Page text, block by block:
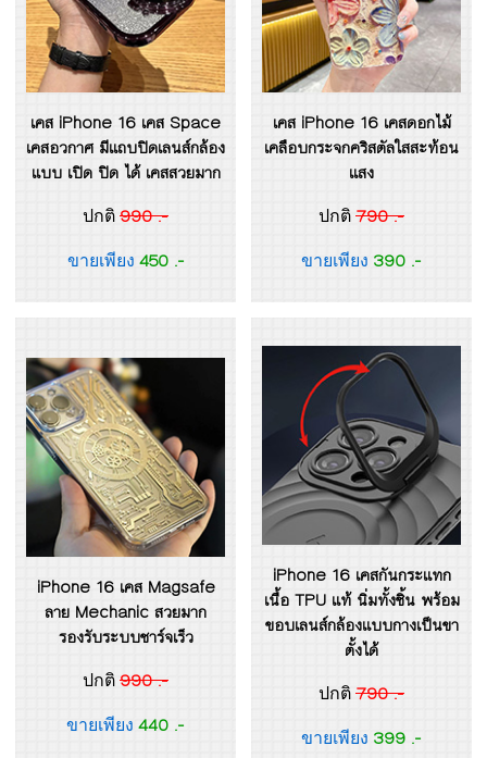
เคส iPhone 16 เคส Space
เคสอวกาศ มีแถบปิดเลนส์กล้อง
แบบ เปิด ปิด ได้ เคสสวยมาก
ปกติ 990 .-
ขายเพียง 450 .-
เคส iPhone 16 เคสดอกไม้
เคลือบกระจกคริสตัลใสสะท้อน
แสง
ปกติ 790 .-
ขายเพียง 390 .-
iPhone 16 เคส Magsafe
ลาย Mechanic สวยมาก
รองรับระบบชาร์จเร็ว
ปกติ 990 .-
ขายเพียง 440 .-
iPhone 16 เคสกันกระแทก
เนื้อ TPU แท้ นิ่มทั้งชิ้น พร้อม
ขอบเลนส์กล้องแบบกางเป็นขา
ตั้งได้
ปกติ 790 .-
ขายเพียง 399 .-